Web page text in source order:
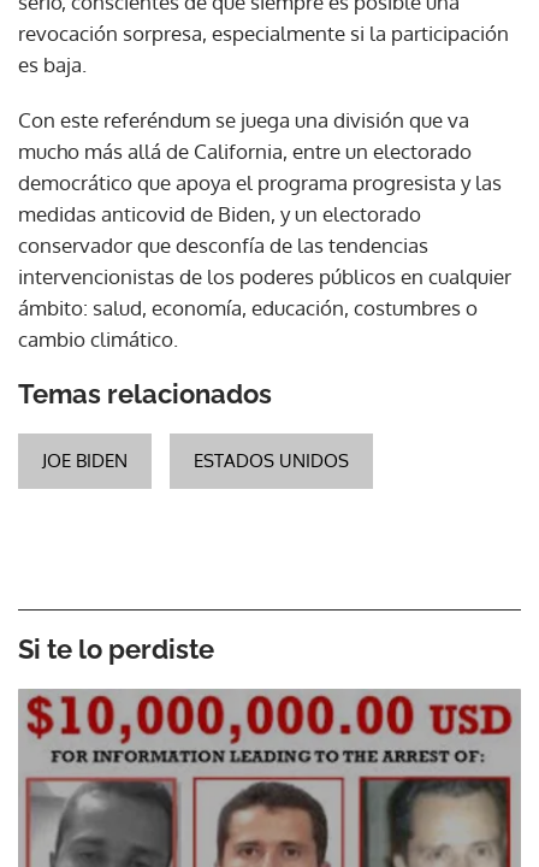
revocación sorpresa, especialmente si la participación
es baja.
Con este referéndum se juega una división que va
mucho más allá de California, entre un electorado
democrático que apoya el programa progresista y las
medidas anticovid de Biden, y un electorado
conservador que desconfía de las tendencias
intervencionistas de los poderes públicos en cualquier
ámbito: salud, economía, educación, costumbres o
cambio climático.
Temas relacionados
JOE BIDEN ESTADOS UNIDOS
Si te lo perdiste